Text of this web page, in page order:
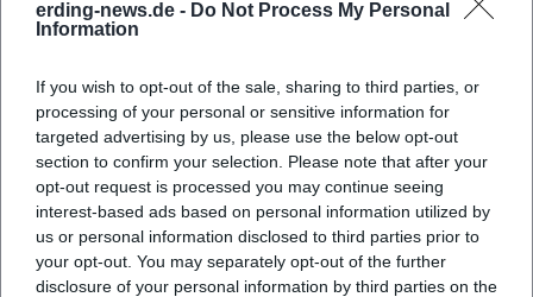
erding-news.de - Do Not Process My Personal
Information
If you wish to opt-out of the sale, sharing to third parties, or
processing of your personal or sensitive information for
targeted advertising by us, please use the below opt-out
section to confirm your selection. Please note that after your
opt-out request is processed you may continue seeing
interest-based ads based on personal information utilized by
us or personal information disclosed to third parties prior to
your opt-out. You may separately opt-out of the further
disclosure of your personal information by third parties on the
Würfelökonomie und Worker-Placement, die klare
Queensdale wird handwerklich solide attestiert, aber als
familiennahes Legacy-Spiel jenseits der Expertenerwartung
gelesen. Dieser kritische Diskurs zeigt die Vielseitigkeit der
Brands: Sie komponieren nicht nur für einen Stil, sondern
modulieren Genre, Anspruch und Zielgruppe je nach
Produktionsästhetik, Regel-Design und künstlerische
Handschrift